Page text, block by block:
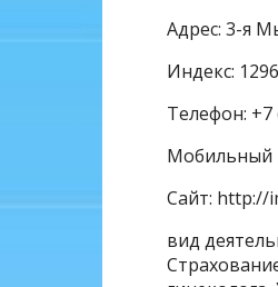
Адрес: 3-я
Индекс:
Телефон: +7
Мобильный
Сайт: http://
вид